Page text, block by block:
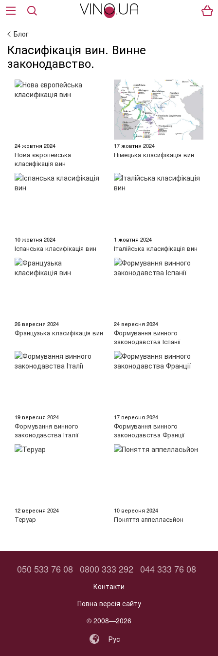
Блог
Класифікація вин. Винне
законодавство.
24 жовтня 2024
Нова європейська
класифікація вин
17 жовтня 2024
Німецька класифікація вин
10 жовтня 2024
Іспанська класифікація вин
1 жовтня 2024
Італійська класифікація вин
26 вересня 2024
Французька класифікація вин
24 вересня 2024
Формування винного
законодавства Іспанії
19 вересня 2024
Формування винного
законодавства Італії
17 вересня 2024
Формування винного
законодавства Франції
12 вересня 2024
Теруар
10 вересня 2024
Поняття аппелласьйон
050 533 76 08 0800 333 292 044 333 76 08
Контакти
Повна версія сайту
© 2008—2026
Рус